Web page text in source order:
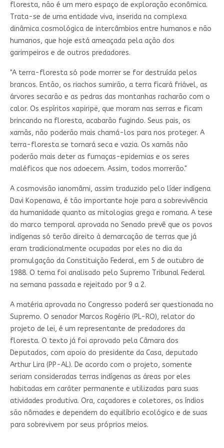
floresta, não é um mero espaço de exploração econômica.
Trata-se de uma entidade viva, inserida na complexa
dinâmica cosmológica de intercâmbios entre humanos e não
humanos, que hoje está ameaçada pela ação dos
garimpeiros e de outros predadores.
"A terra-floresta só pode morrer se for destruída pelos
brancos. Então, os riachos sumirão, a terra ficará friável, as
árvores secarão e as pedras das montanhas racharão com o
calor. Os espíritos xapiripë, que moram nas serras e ficam
brincando na floresta, acabarão fugindo. Seus pais, os
xamãs, não poderão mais chamá-los para nos proteger. A
terra-floresta se tornará seca e vazia. Os xamãs não
poderão mais deter as fumaças-epidemias e os seres
maléficos que nos adoecem. Assim, todos morrerão."
A cosmovisão ianomâmi, assim traduzido pelo líder indígena
Davi Kopenawa, é tão importante hoje para a sobrevivência
da humanidade quanto as mitologias grega e romana. A tese
do marco temporal aprovada no Senado prevê que os povos
indígenas só terão direito à demarcação de terras que já
eram tradicionalmente ocupadas por eles no dia da
promulgação da Constituição Federal, em 5 de outubro de
1988. O tema foi analisado pelo Supremo Tribunal Federal
na semana passada e rejeitado por 9 a 2.
A matéria aprovada no Congresso poderá ser questionada no
Supremo. O senador Marcos Rogério (PL-RO), relator do
projeto de lei, é um representante de predadores da
floresta. O texto já foi aprovado pela Câmara dos
Deputados, com apoio do presidente da Casa, deputado
Arthur Lira (PP-AL). De acordo com o projeto, somente
seriam consideradas terras indígenas as áreas por eles
habitadas em caráter permanente e utilizadas para suas
atividades produtiva. Ora, caçadores e coletores, os índios
são nômades e dependem do equilíbrio ecológico e de suas
para sobrevivem por seus próprios meios.